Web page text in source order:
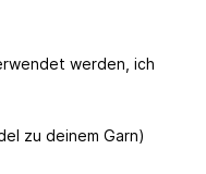
werden, ich
zu deinem Garn)